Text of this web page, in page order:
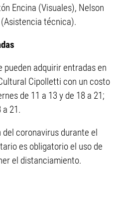
Encina (Visuales), Nelson
técnica).
adquirir entradas en
Cipolletti con un costo
de 11 a 13 y de 18 a 21;
a 21.
coronavirus durante el
es obligatorio el uso de
el distanciamiento.